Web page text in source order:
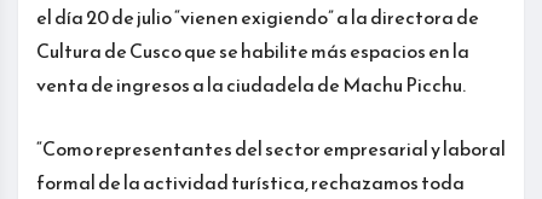
el día 20 de julio “vienen exigiendo” a la directora de
Cultura de Cusco que se habilite más espacios en la
venta de ingresos a la ciudadela de Machu Picchu.
“Como representantes del sector empresarial y laboral
formal de la actividad turística, rechazamos toda